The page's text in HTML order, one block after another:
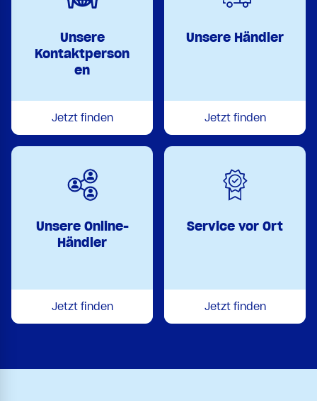
Unsere
Kontaktperson
en
Jetzt finden
Unsere Händler
Jetzt finden
Unsere Online-
Händler
Jetzt finden
Service vor Ort
Jetzt finden